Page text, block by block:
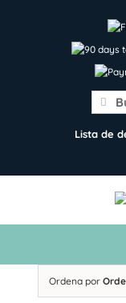
Search
for:
Lista de
Ordena por